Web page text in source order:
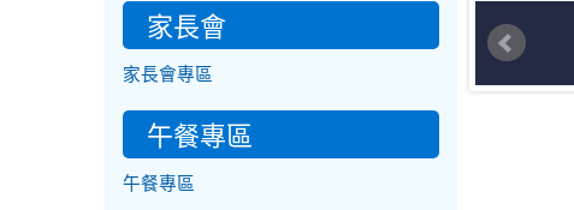
家長會
家長會專區
午餐專區
午餐專區